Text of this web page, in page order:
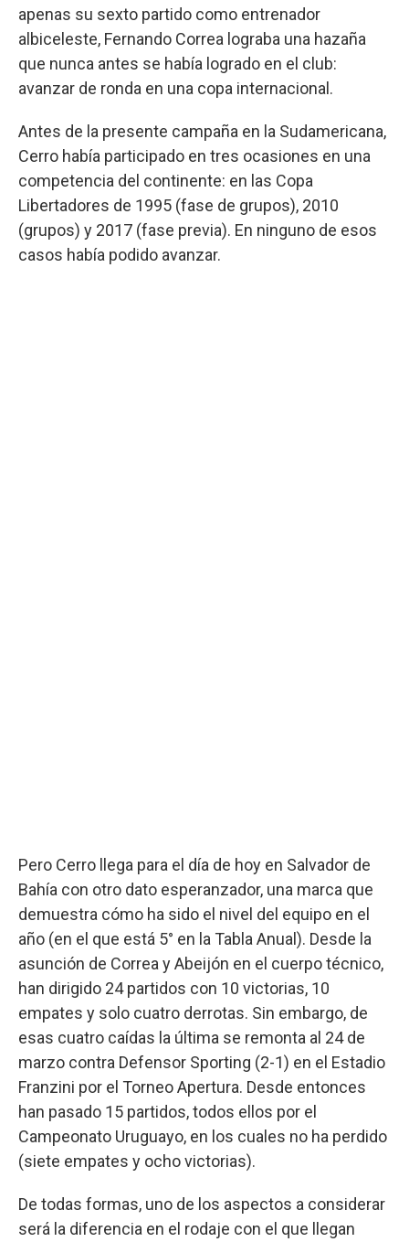
apenas su sexto partido como entrenador
albiceleste, Fernando Correa lograba una hazaña
que nunca antes se había logrado en el club:
avanzar de ronda en una copa internacional.
Antes de la presente campaña en la Sudamericana,
Cerro había participado en tres ocasiones en una
competencia del continente: en las Copa
Libertadores de 1995 (fase de grupos), 2010
(grupos) y 2017 (fase previa). En ninguno de esos
casos había podido avanzar.
Pero Cerro llega para el día de hoy en Salvador de
Bahía con otro dato esperanzador, una marca que
demuestra cómo ha sido el nivel del equipo en el
año (en el que está 5° en la Tabla Anual). Desde la
asunción de Correa y Abeijón en el cuerpo técnico,
han dirigido 24 partidos con 10 victorias, 10
empates y solo cuatro derrotas. Sin embargo, de
esas cuatro caídas la última se remonta al 24 de
marzo contra Defensor Sporting (2-1) en el Estadio
Franzini por el Torneo Apertura. Desde entonces
han pasado 15 partidos, todos ellos por el
Campeonato Uruguayo, en los cuales no ha perdido
(siete empates y ocho victorias).
De todas formas, uno de los aspectos a considerar
será la diferencia en el rodaje con el que llegan